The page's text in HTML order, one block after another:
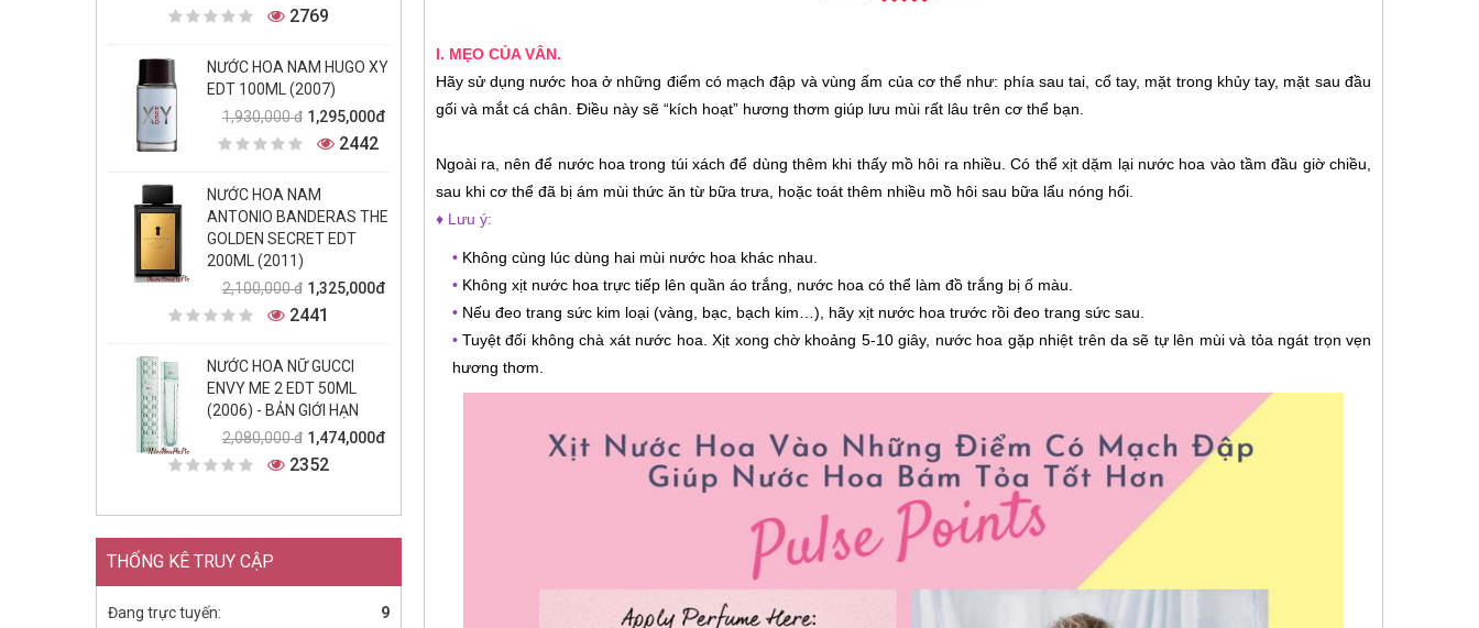
2769
NƯỚC HOA NAM HUGO XY
EDT 100ML (2007)
1,930,000 đ 1,295,000đ
2442
NƯỚC HOA NAM
ANTONIO BANDERAS THE
GOLDEN SECRET EDT
200ML (2011)
2,100,000 đ 1,325,000đ
2441
NƯỚC HOA NỮ GUCCI
ENVY ME 2 EDT 50ML
(2006) - BẢN GIỚI HẠN
2,080,000 đ 1,474,000đ
2352
THỐNG KÊ TRUY CẬP
Đang trực tuyến:
9
I. MẸO CỦA VÂN.
Hãy sử dụng nước hoa ở những điểm có mạch đập và vùng ấm của cơ thể như: phía sau tai, cổ tay, mặt trong khủy tay, mặt sau đầu
gối và mắt cá chân. Điều này sẽ “kích hoạt” hương thơm giúp lưu mùi rất lâu trên cơ thể bạn.
Ngoài ra, nên để nước hoa trong túi xách để dùng thêm khi thấy mồ hôi ra nhiều. Có thể xịt dặm lại nước hoa vào tầm đầu giờ chiều,
sau khi cơ thể đã bị ám mùi thức ăn từ bữa trưa, hoặc toát thêm nhiều mồ hôi sau bữa lẩu nóng hổi.
♦ Lưu ý:
• Không cùng lúc dùng hai mùi nước hoa khác nhau.
• Không xịt nước hoa trực tiếp lên quần áo trắng, nước hoa có thể làm đồ trắng bị ố màu.
• Nếu đeo trang sức kim loại (vàng, bạc, bạch kim…), hãy xịt nước hoa trước rồi đeo trang sức sau.
• Tuyệt đối không chà xát nước hoa. Xịt xong chờ khoảng 5-10 giây, nước hoa gặp nhiệt trên da sẽ tự lên mùi và tỏa ngát trọn vẹn
hương thơm.